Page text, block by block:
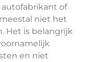
of
niet het
Het is belangrijk
en niet